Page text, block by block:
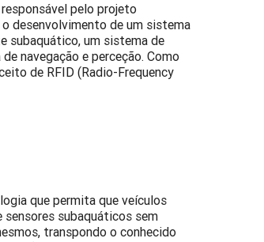
pelo projeto
desenvolvimento de um sistema
subaquático, um sistema de
navegação e perceção. Como
de RFID (Radio-Frequency
que permita que veículos
subaquáticos sem
transpondo o conhecido